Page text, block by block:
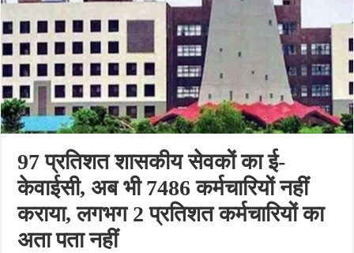
97 प्रतिशत शासकीय सेवकों का ई-
केवाईसी, अब भी 7486 कर्मचारियों नहीं
कराया, लगभग 2 प्रतिशत कर्मचारियों का
अता पता नहीं